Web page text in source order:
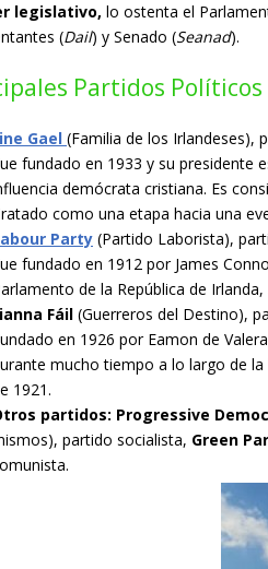
legislativo, lo ostenta el
(Dail) y Senado (Seanad).
Partidos
Gael (Familia de los Irlandeses),
fundado en 1933 y su presidente
demócrata cristiana. Es
como una etapa hacia una
Party (Partido Laborista),
fundado en 1912 por James
de la República de
Fáil (Guerreros del Destino),
en 1926 por Eamon de
mucho tiempo a lo largo de
1921.
partidos: Progressive
partido socialista, Green